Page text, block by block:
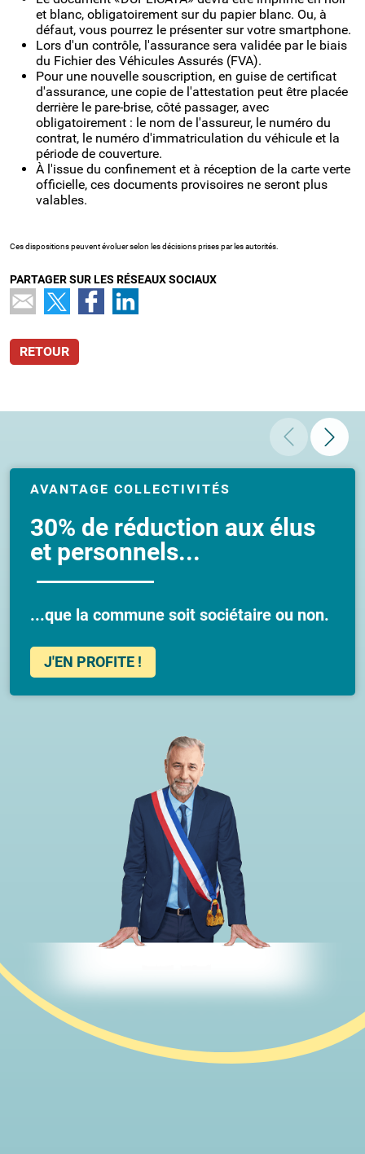
et blanc, obligatoirement sur du papier blanc. Ou, à
défaut, vous pourrez le présenter sur votre smartphone.
Lors d'un contrôle, l'assurance sera validée par le biais
du Fichier des Véhicules Assurés (FVA).
Pour une nouvelle souscription, en guise de certificat
d'assurance, une copie de l'attestation peut être placée
derrière le pare-brise, côté passager, avec
obligatoirement : le nom de l'assureur, le numéro du
contrat, le numéro d'immatriculation du véhicule et la
période de couverture.
À l'issue du confinement et à réception de la carte verte
officielle, ces documents provisoires ne seront plus
valables.
Ces dispositions peuvent évoluer selon les décisions prises par les autorités.
PARTAGER SUR LES RÉSEAUX SOCIAUX
RETOUR
AVANTAGE COLLECTIVITÉS
30% de réduction aux élus
et personnels...
...que la commune soit sociétaire ou non.
J'EN PROFITE !